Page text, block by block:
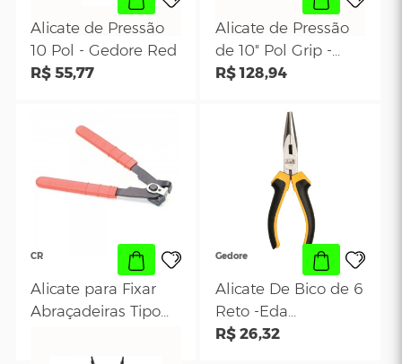
8" Polegada-
Gedore Red
R28301200
R$ 50,22
Diagonal
6.1/2" Pol.
Profissional-
R$ 42,22
Gedore
Alicate de Pressão
10 Pol - Gedore Red
R$ 55,77
Alicate de
de 10" Pol Grip -